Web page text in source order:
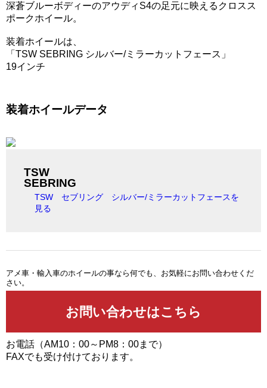
深蒼ブルーボディーのアウディS4の足元に映えるクロスス
ポークホイール。
装着ホイールは、
「TSW SEBRING シルバー/ミラーカットフェース」
19インチ
装着ホイールデータ
TSW
SEBRING
TSW セブリング シルバー/ミラーカットフェースを
見る
アメ車・輸入車のホイールの事なら何でも、お気軽にお問い合わせくだ
さい。
お電話（AM10：00～PM8：00まで）
FAXでも受け付けております。